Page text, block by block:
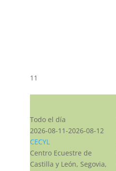
11
Todo el día
2026-08-11-2026-08-12
CECYL
Centro Ecuestre de
Castilla y León, Segovia,